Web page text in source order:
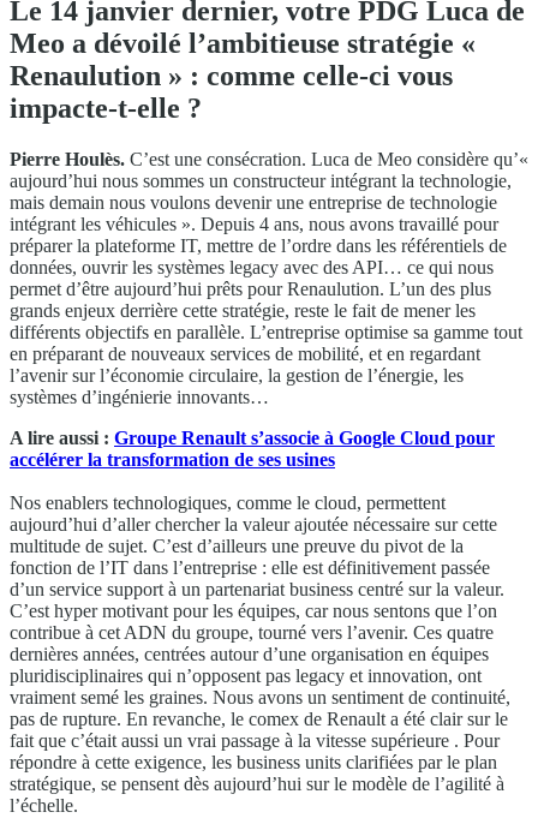
Le 14 janvier dernier, votre PDG Luca de
Meo a dévoilé l’ambitieuse stratégie «
Renaulution » : comme celle-ci vous
impacte-t-elle ?
Pierre Houlès. C’est une consécration. Luca de Meo considère qu’«
aujourd’hui nous sommes un constructeur intégrant la technologie,
mais demain nous voulons devenir une entreprise de technologie
intégrant les véhicules ». Depuis 4 ans, nous avons travaillé pour
préparer la plateforme IT, mettre de l’ordre dans les référentiels de
données, ouvrir les systèmes legacy avec des API… ce qui nous
permet d’être aujourd’hui prêts pour Renaulution. L’un des plus
grands enjeux derrière cette stratégie, reste le fait de mener les
différents objectifs en parallèle. L’entreprise optimise sa gamme tout
en préparant de nouveaux services de mobilité, et en regardant
l’avenir sur l’économie circulaire, la gestion de l’énergie, les
systèmes d’ingénierie innovants…
A lire aussi : Groupe Renault s’associe à Google Cloud pour
accélérer la transformation de ses usines
Nos enablers technologiques, comme le cloud, permettent
aujourd’hui d’aller chercher la valeur ajoutée nécessaire sur cette
multitude de sujet. C’est d’ailleurs une preuve du pivot de la
fonction de l’IT dans l’entreprise : elle est définitivement passée
d’un service support à un partenariat business centré sur la valeur.
C’est hyper motivant pour les équipes, car nous sentons que l’on
contribue à cet ADN du groupe, tourné vers l’avenir. Ces quatre
dernières années, centrées autour d’une organisation en équipes
pluridisciplinaires qui n’opposent pas legacy et innovation, ont
vraiment semé les graines. Nous avons un sentiment de continuité,
pas de rupture. En revanche, le comex de Renault a été clair sur le
fait que c’était aussi un vrai passage à la vitesse supérieure . Pour
répondre à cette exigence, les business units clarifiées par le plan
stratégique, se pensent dès aujourd’hui sur le modèle de l’agilité à
l’échelle.